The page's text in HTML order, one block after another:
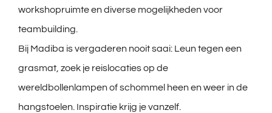
workshopruimte en diverse mogelijkheden voor
teambuilding.
Bij Madiba is vergaderen nooit saai: Leun tegen een
grasmat, zoek je reislocaties op de
wereldbollenlampen of schommel heen en weer in de
hangstoelen. Inspiratie krijg je vanzelf.